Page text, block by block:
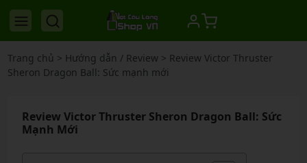
Trang chủ > Hướng dẫn / Review> Review Victor Thruster
Sheron Dragon Ball: Sức mạnh mới
Review Victor Thruster Sheron Dragon Ball: Sức
Mạnh Mới